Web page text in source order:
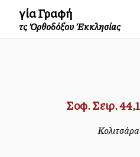
Ἁγία Γραφή
τῆς Ὀρθοδόξου Ἐκκλησίας
Σοφ. Σειρ. 44,1
Κολιτσάρα